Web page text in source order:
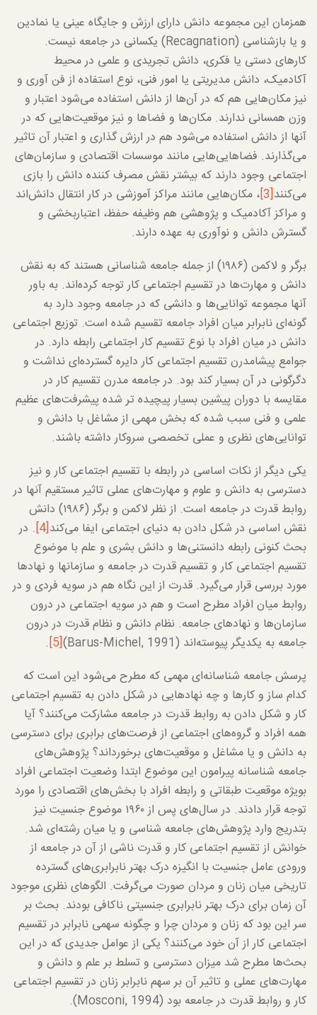
همزمان این مجموعه دانش دارای ارزش و جایگاه عینی یا نمادین
و یا بازشناسی (Recagnation) یکسانی در جامعه نیست.
کارهای دستی یا فکری، دانش تجریدی و علمی در محیط
آکادمیک، دانش مدیریتی یا امور فنی، نوع استفاده از فن آوری و
نیز مکان‌هایی هم که در آن‌ها از دانش استفاده می‌شود اعتبار و
وزن همسانی ندارند. مکان‌ها و فضاها و نیز موقعیت‌هایی که در
آنها از دانش استفاده می‌شود هم در ارزش گذاری و اعتبار آن تاثیر
می‌گذارند. فضاهایی‌هایی مانند موسسات اقتصادی و سازمان‌های
اجتماعی وجود دارند که بیشتر نقش مصرف کننده دانش را بازی
می‌کنند[3] ، مکان‌هایی مانند مراکز آموزشی در کار انتقال دانش‌اند
و مراکز آکادمیک و پژوهشی هم وظیفه حفظ، اعتباربخشی و
گسترش دانش و نوآوری به عهده دارند.
برگر و لاکمن (۱۹۸۶) از جمله جامعه شناسانی هستند که به نقش
دانش و مهارت‌ها در تقسیم اجتماعی کار توجه کرده‌اند. به باور
آنها مجموعه توانایی‌ها و دانشی که در جامعه وجود دارد به
گونه‌ای نابرابر میان افراد جامعه تقسیم شده است. توزیع اجتماعی
دانش در میان افراد با نوع تقسیم کار اجتماعی رابطه دارد. در
جوامع پیشامدرن تقسیم اجتماعی کار دایره گسترده‌ای نداشت و
دگرگونی در آن بسیار کند بود. در جامعه مدرن تقسیم کار در
مقایسه با دوران پیشین بسیار پیچیده تر شده پیشرفت‌های عظیم
علمی و فنی سبب شده که بخش مهمی از مشاغل با دانش و
توانایی‌های نظری و عملی تخصصی سروکار داشته باشند.
یکی دیگر از نکات اساسی در رابطه با تقسیم اجتماعی کار و نیز
دسترسی به دانش و علوم و مهارت‌های عملی تاثیر مستقیم آنها در
روابط قدرت در جامعه است. از نظر لاکمن و برگر (۱۹۸۶) دانش
نقش اساسی در شکل دادن به دنیای اجتماعی ایفا می‌کند[4]
. در
بحث کنونی رابطه دانستنی‌ها و دانش بشری و علم با موضوع
تقسیم اجتماعی کار و تقسیم قدرت در جامعه و سازمانها و نهادها
مورد بررسی قرار می‌گیرد. قدرت از این نگاه هم در سویه فردی و در
روابط میان افراد مطرح است و هم در سویه اجتماعی در درون
سازمان‌ها و نهادهای جامعه. نظام دانش و نظام قدرت در درون
جامعه به یکدیگر پیوسته‌اند (Barus-Michel, 1991)
[5]
.
پرسش جامعه شناسانه‌ای مهمی که مطرح می‌شود این است که
کدام ساز و کارها و چه نهادهایی در شکل دادن به تقسیم اجتماعی
کار و شکل دادن به روابط قدرت در جامعه مشارکت می‌کنند؟ آیا
همه افراد و گروه‌های اجتماعی از فرصت‌های برابری برای دسترسی
به دانش و یا مشاغل و موقعیت‌های برخورداند؟ پژوهش‌های
جامعه شناسانه پیرامون این موضوع ابتدا وضعیت اجتماعی افراد
بویژه موقعیت طبقاتی و رابطه افراد با بخش‌های اقتصادی را مورد
توجه قرار دادند. در سال‌های پس از ۱۹۶۰ موضوع جنسیت نیز
بتدریج وارد پژوهش‌های جامعه شناسی و یا میان رشته‌ای شد.
خوانش از تقسیم اجتماعی کار و قدرت ناشی از آن در جامعه از
ورودی عامل جنسیت با انگیزه درک بهتر نابرابری‌های گسترده
تاریخی میان زنان و مردان صورت می‌گرفت. الگوهای نظری موجود
آن زمان برای درک بهتر نابرابری جنسیتی ناکافی بودند. بحث بر
سر این بود که زنان و مردان چرا و چگونه سهمی نابرابر در تقسیم
اجتماعی کار از آن خود می‌کنند؟ یکی از عوامل جدیدی که در این
بحث‌ها مطرح شد میزان دسترسی و تسلط بر علم و دانش و
مهارت‌های عملی و تاثیر آن بر سهم نابرابر زنان در تقسیم اجتماعی
کار و روابط قدرت در جامعه بود (Mosconi, 1994).